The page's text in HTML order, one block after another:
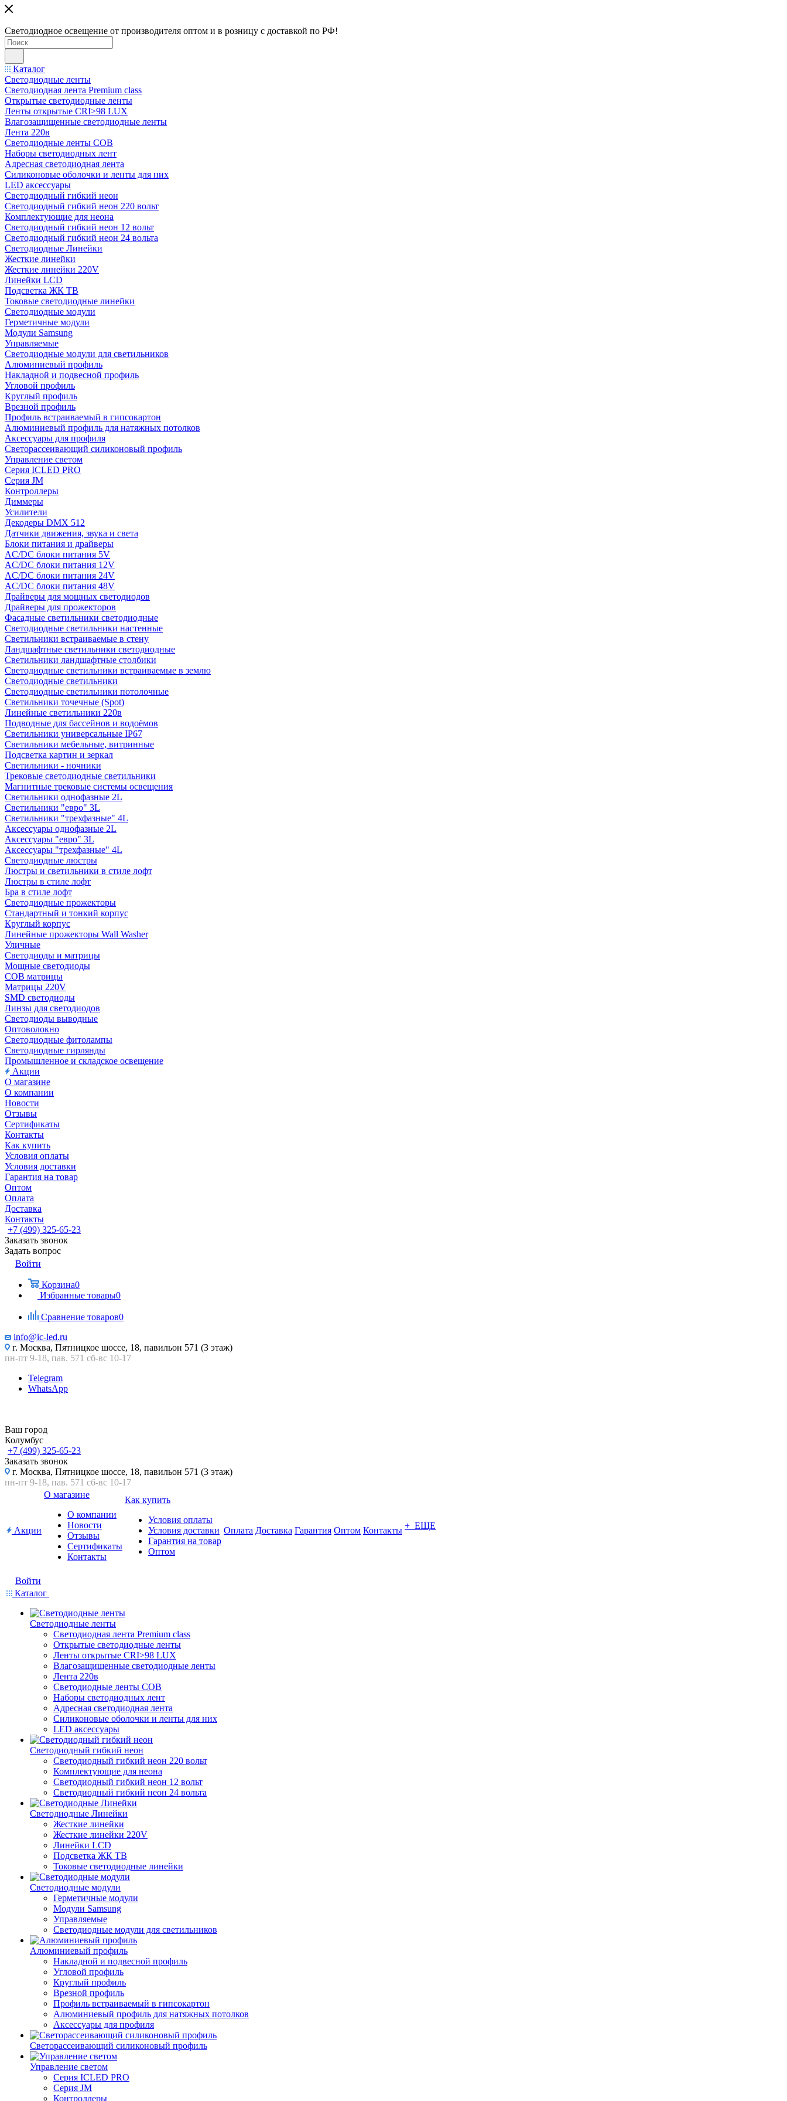
Светодиодное освещение от производителя оптом и в розницу с доставкой по РФ!
Каталог
Светодиодные ленты
Светодиодная лента Premium class
Открытые светодиодные ленты
Ленты открытые CRI>98 LUX
Влагозащищенные светодиодные ленты
Лента 220в
Светодиодные ленты COB
Наборы светодиодных лент
Адресная светодиодная лента
Силиконовые оболочки и ленты для них
LED аксессуары
Светодиодный гибкий неон
Светодиодный гибкий неон 220 вольт
Комплектующие для неона
Светодиодный гибкий неон 12 вольт
Светодиодный гибкий неон 24 вольта
Светодиодные Линейки
Жесткие линейки
Жесткие линейки 220V
Линейки LCD
Подсветка ЖК ТВ
Токовые светодиодные линейки
Светодиодные модули
Герметичные модули
Модули Samsung
Управляемые
Светодиодные модули для светильников
Алюминиевый профиль
Накладной и подвесной профиль
Угловой профиль
Круглый профиль
Врезной профиль
Профиль встраиваемый в гипсокартон
Алюминиевый профиль для натяжных потолков
Аксессуары для профиля
Светорассеивающий силиконовый профиль
Управление светом
Серия ICLED PRO
Серия JM
Контроллеры
Диммеры
Усилители
Декодеры DMX 512
Датчики движения, звука и света
Блоки питания и драйверы
AC/DC блоки питания 5V
AC/DC блоки питания 12V
AC/DC блоки питания 24V
AC/DC блоки питания 48V
Драйверы для мощных светодиодов
Драйверы для прожекторов
Фасадные светильники светодиодные
Светодиодные светильники настенные
Светильники встраиваемые в стену
Ландшафтные светильники светодиодные
Светильники ландшафтные столбики
Светодиодные светильники встраиваемые в землю
Светодиодные светильники
Светодиодные светильники потолочные
Светильники точечные (Spot)
Линейные светильники 220в
Подводные для бассейнов и водоёмов
Светильники универсальные IP67
Светильники мебельные, витринные
Подсветка картин и зеркал
Светильники - ночники
Трековые светодиодные светильники
Магнитные трековые системы освещения
Светильники однофазные 2L
Светильники "евро" 3L
Светильники "трехфазные" 4L
Аксессуары однофазные 2L
Аксессуары "евро" 3L
Аксессуары "трехфазные" 4L
Светодиодные люстры
Люстры и светильники в стиле лофт
Люстры в стиле лофт
Бра в стиле лофт
Светодиодные прожекторы
Стандартный и тонкий корпус
Круглый корпус
Линейные прожекторы Wall Washer
Уличные
Светодиоды и матрицы
Мощные светодиоды
COB матрицы
Матрицы 220V
SMD светодиоды
Линзы для светодиодов
Светодиоды выводные
Оптоволокно
Светодиодные фитолампы
Светодиодные гирлянды
Промышленное и складское освещение
Акции
О магазине
О компании
Новости
Отзывы
Сертификаты
Контакты
Как купить
Условия оплаты
Условия доставки
Гарантия на товар
Оптом
Оплата
Доставка
Контакты
+7 (499) 325-65-23
Заказать звонок
Задать вопрос
Войти
Корзина0
Избранные товары0
Сравнение товаров0
info@ic-led.ru
г. Москва, Пятницкое шоссе, 18, павильон 571 (3 этаж)
пн-пт 9-18, пав. 571 сб-вс 10-17
Telegram
WhatsApp
Ваш город
Колумбус
+7 (499) 325-65-23
Заказать звонок
г. Москва, Пятницкое шоссе, 18, павильон 571 (3 этаж)
пн-пт 9-18, пав. 571 сб-вс 10-17
Акции
О магазине
О компании
Новости
Отзывы
Сертификаты
Контакты
Как купить
Условия оплаты
Условия доставки
Гарантия на товар
Оптом
Оплата Доставка Гарантия Оптом Контакты + ЕЩЕ
Войти
Каталог
Светодиодные ленты
Светодиодная лента Premium class
Открытые светодиодные ленты
Ленты открытые CRI>98 LUX
Влагозащищенные светодиодные ленты
Лента 220в
Светодиодные ленты COB
Наборы светодиодных лент
Адресная светодиодная лента
Силиконовые оболочки и ленты для них
LED аксессуары
Светодиодный гибкий неон
Светодиодный гибкий неон 220 вольт
Комплектующие для неона
Светодиодный гибкий неон 12 вольт
Светодиодный гибкий неон 24 вольта
Светодиодные Линейки
Жесткие линейки
Жесткие линейки 220V
Линейки LCD
Подсветка ЖК ТВ
Токовые светодиодные линейки
Светодиодные модули
Герметичные модули
Модули Samsung
Управляемые
Светодиодные модули для светильников
Алюминиевый профиль
Накладной и подвесной профиль
Угловой профиль
Круглый профиль
Врезной профиль
Профиль встраиваемый в гипсокартон
Алюминиевый профиль для натяжных потолков
Аксессуары для профиля
Светорассеивающий силиконовый профиль
Управление светом
Серия ICLED PRO
Серия JM
Контроллеры